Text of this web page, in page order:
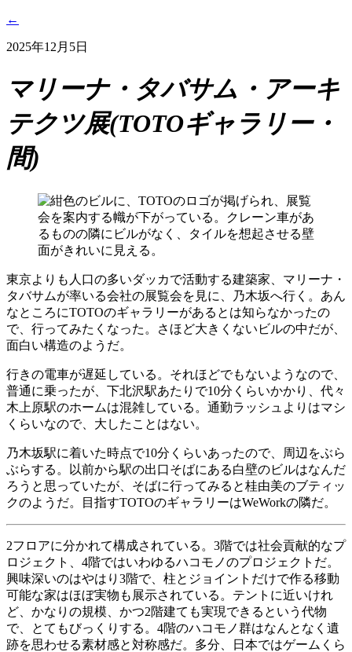
←
2025年12月5日
マリーナ・タバサム・アーキ
テクツ展(TOTOギャラリー・
間)
東京よりも人口の多いダッカで活動する建築家、マリーナ・
タバサムが率いる会社の展覧会を見に、乃木坂へ行く。あん
なところにTOTOのギャラリーがあるとは知らなかったの
で、行ってみたくなった。さほど大きくないビルの中だが、
面白い構造のようだ。
行きの電車が遅延している。それほどでもないようなので、
普通に乗ったが、下北沢駅あたりで10分くらいかかり、代々
木上原駅のホームは混雑している。通勤ラッシュよりはマシ
くらいなので、大したことはない。
乃木坂駅に着いた時点で10分くらいあったので、周辺をぶら
ぶらする。以前から駅の出口そばにある白壁のビルはなんだ
ろうと思っていたが、そばに行ってみると桂由美のブティッ
クのようだ。目指すTOTOのギャラリーはWeWorkの隣だ。
2フロアに分かれて構成されている。3階では社会貢献的なプ
ロジェクト、4階ではいわゆるハコモノのプロジェクトだ。
興味深いのはやはり3階で、柱とジョイントだけで作る移動
可能な家はほぼ実物も展示されている。テントに近いけれ
ど、かなりの規模、かつ2階建ても実現できるという代物
で、とてもびっくりする。4階のハコモノ群はなんとなく遺
跡を思わせる素材感と対称感だ。多分、日本ではゲームくら